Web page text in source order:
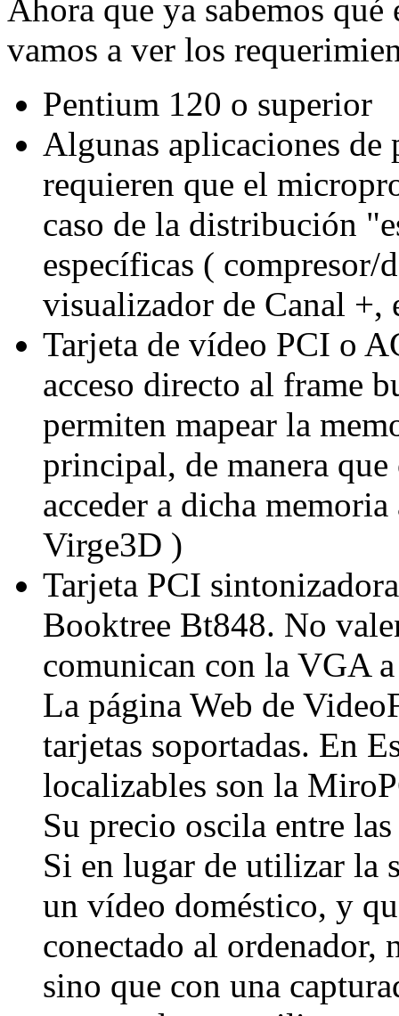
Ahora que ya sabemos
vamos a ver los
Pentium 120 o superior
Algunas aplicaciones de
requieren que el
caso de la distribución
específicas ( compresor/
visualizador de Canal +,
Tarjeta de vídeo PCI o
acceso directo al frame
permiten mapear la
principal, de manera
acceder a dicha
Virge3D )
Tarjeta PCI
Booktree Bt848. No
comunican con la VGA
La página Web de
tarjetas soportadas. En
localizables son la
Su precio oscila entre
Si en lugar de utilizar la
un vídeo doméstico, y
conectado al ordenador,
sino que con una